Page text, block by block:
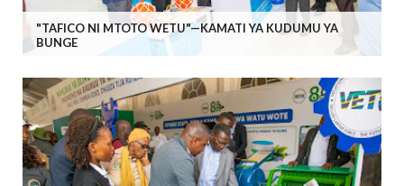
"TAFICO NI MTOTO WETU"—KAMATI YA KUDUMU YA
BUNGE